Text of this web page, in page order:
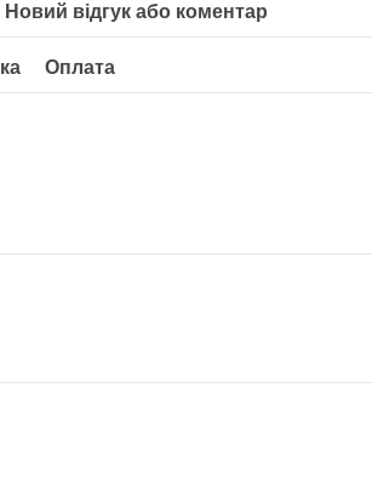
Новий відгук або коментар
Оплата